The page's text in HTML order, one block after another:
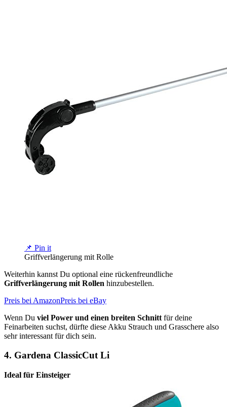
📌 Pin it
Griffverlängerung mit Rolle
Weiterhin kannst Du optional eine rückenfreundliche
Griffverlängerung mit Rollen hinzubestellen.
Preis bei AmazonPreis bei eBay
Wenn Du viel Power und einen breiten Schnitt für deine
Feinarbeiten suchst, dürfte diese Akku Strauch und Grasschere also
sehr interessant für dich sein.
4. Gardena ClassicCut Li
Ideal für Einsteiger